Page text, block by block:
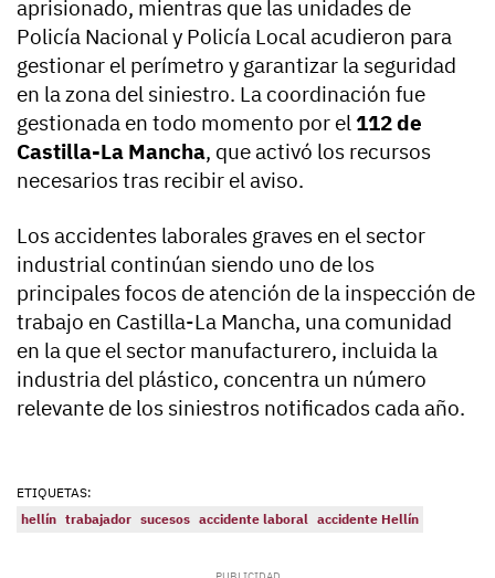
aprisionado, mientras que las unidades de
Policía Nacional y Policía Local acudieron para
gestionar el perímetro y garantizar la seguridad
en la zona del siniestro. La coordinación fue
gestionada en todo momento por el 112 de
Castilla-La Mancha, que activó los recursos
necesarios tras recibir el aviso.
Los accidentes laborales graves en el sector
industrial continúan siendo uno de los
principales focos de atención de la inspección de
trabajo en Castilla-La Mancha, una comunidad
en la que el sector manufacturero, incluida la
industria del plástico, concentra un número
relevante de los siniestros notificados cada año.
ETIQUETAS:
hellín trabajador sucesos accidente laboral accidente Hellín